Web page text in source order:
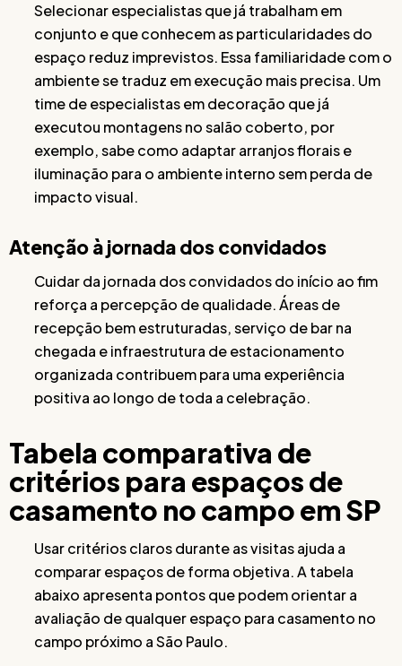
Selecionar especialistas que já trabalham em
conjunto e que conhecem as particularidades do
espaço reduz imprevistos. Essa familiaridade com o
ambiente se traduz em execução mais precisa. Um
time de especialistas em decoração que já
executou montagens no salão coberto, por
exemplo, sabe como adaptar arranjos florais e
iluminação para o ambiente interno sem perda de
impacto visual.
Atenção à jornada dos convidados
Cuidar da jornada dos convidados do início ao fim
reforça a percepção de qualidade. Áreas de
recepção bem estruturadas, serviço de bar na
chegada e infraestrutura de estacionamento
organizada contribuem para uma experiência
positiva ao longo de toda a celebração.
Tabela comparativa de
critérios para espaços de
casamento no campo em SP
Usar critérios claros durante as visitas ajuda a
comparar espaços de forma objetiva. A tabela
abaixo apresenta pontos que podem orientar a
avaliação de qualquer espaço para casamento no
campo próximo a São Paulo.